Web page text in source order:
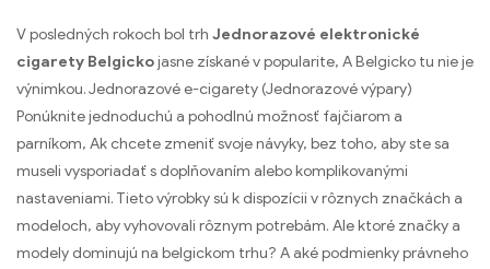
V posledných rokoch bol trh Jednorazové elektronické
cigarety Belgickojasne získané v popularite, A Belgicko tu nie je
výnimkou. Jednorazové e-cigarety (Jednorazové výpary)
Ponúknite jednoduchú a pohodlnú možnosť fajčiarom a
parníkom, Ak chcete zmeniť svoje návyky, bez toho, aby ste sa
museli vysporiadať s doplňovaním alebo komplikovanými
nastaveniami. Tieto výrobky sú k dispozícii v rôznych značkách a
modeloch, aby vyhovovali rôznym potrebám. Ale ktoré značky a
modely dominujú na belgickom trhu? A aké podmienky právneho